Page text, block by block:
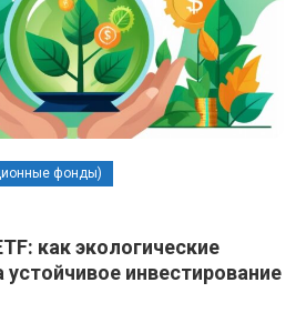
фонды)
как экологические
инвестирование